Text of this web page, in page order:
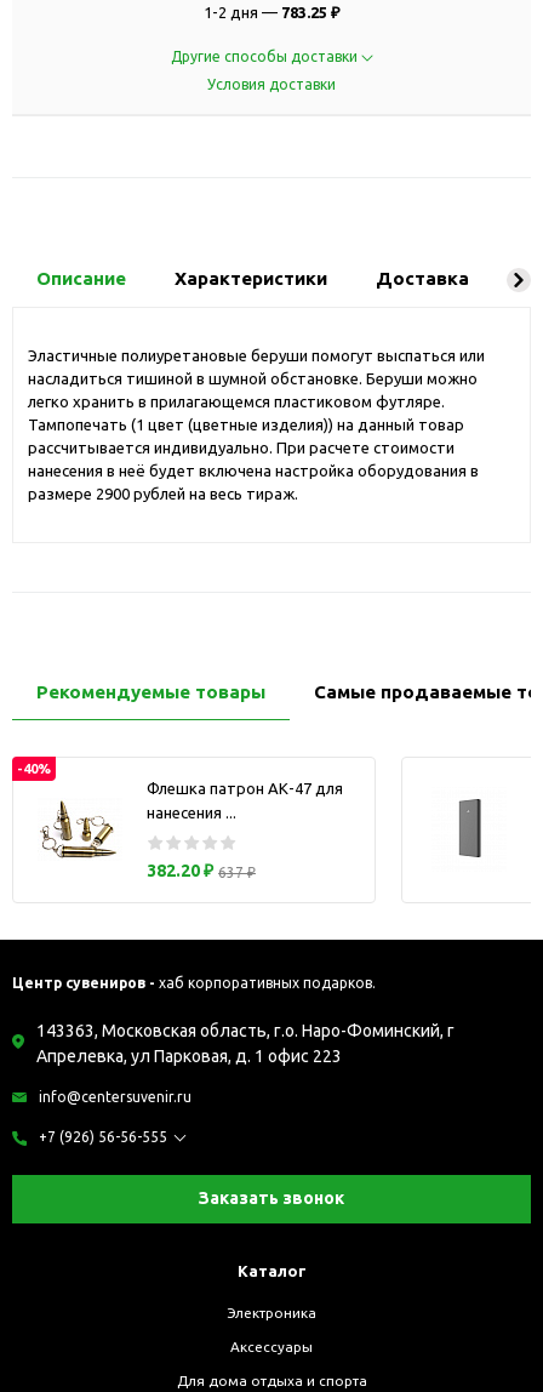
1-2 дня — 783.25 ₽
Другие способы доставки
Условия доставки
Описание Характеристики Доставка
Эластичные полиуретановые беруши помогут выспаться или
насладиться тишиной в шумной обстановке. Беруши можно
легко хранить в прилагающемся пластиковом футляре.
Тампопечать (1 цвет (цветные изделия)) на данный товар
рассчитывается индивидуально. При расчете стоимости
нанесения в неё будет включена настройка оборудования в
размере 2900 рублей на весь тираж.
Рекомендуемые товары Самые продаваемые
-40%
Флешка патрон АК-47 для
нанесения ...
382.20 ₽ 637 ₽
Центр сувениров - хаб корпоративных подарков.
143363, Московская область, г.о. Наро-Фоминский, г
Апрелевка, ул Парковая, д. 1 офис 223
info@centersuvenir.ru
+7 (926) 56-56-555
Заказать звонок
Каталог
Электроника
Аксессуары
Для дома отдыха и спорта